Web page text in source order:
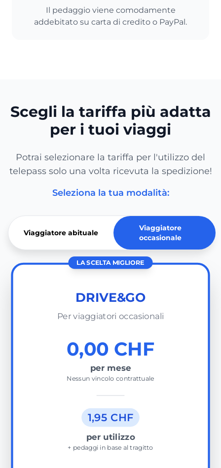
Il pedaggio viene comodamente
addebitato su carta di credito o PayPal.
Scegli la tariffa più adatta
per i tuoi viaggi
Potrai selezionare la tariffa per l'utilizzo del
telepass solo una volta ricevuta la spedizione!
Seleziona la tua modalità:
Viaggiatore abituale
Viaggiatore
occasionale
LA SCELTA MIGLIORE
DRIVE&GO
Per viaggiatori occasionali
0,00 CHF
per mese
Nessun vincolo contrattuale
1,95 CHF
per utilizzo
+ pedaggi in base al tragitto